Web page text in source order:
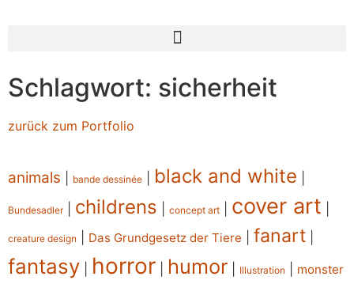
Schlagwort: sicherheit
zurück zum Portfolio
animals bande dessinée black and white
Bundesadler| childrens concept art cover art
creature design Das Grundgesetz der Tiere fanart
fantasy horror humor Illustration monster